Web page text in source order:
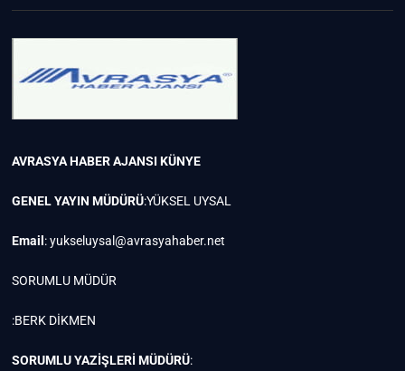
AVRASYA HABER AJANSIKÜNYE
GENEL YAYIN MÜDÜRÜ:YÜKSEL UYSAL
Email :yukseluysal@avrasyahaber.net
SORUMLU MÜDÜR
:BERK DİKMEN
SORUMLU YAZİŞLERİ MÜDÜRÜ: